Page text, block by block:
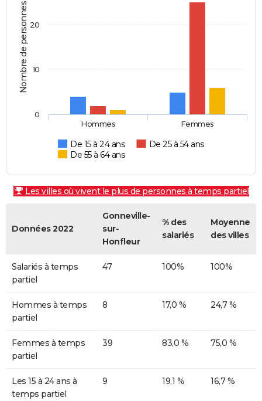
Nombre de personnes
De 15 à 24 ans
De 25 à 54 ans
De 55 à 64 ans
Hommes Femmes
0
10
20
Les villes où vivent le plus de personnes à temps partiel
Données 2022
Gonneville-
sur-
Honfleur
% des
salariés
Moyenne
des villes
Salariés à temps
partiel
47 100% 100%
Hommes à temps
partiel
8 17,0 % 24,7 %
Femmes à temps
partiel
39 83,0 % 75,0 %
Les 15 à 24 ans à
temps partiel
9 19,1 % 16,7 %